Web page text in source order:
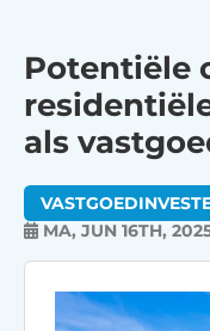
Potentiële
als
MA, JUN 16TH,